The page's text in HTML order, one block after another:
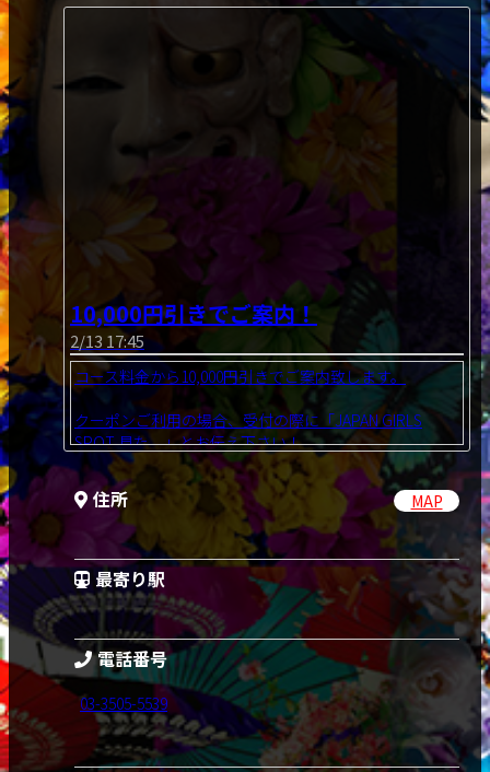
10,000円引きでご案内！
2/13 17:45
コース料金から10,000円引きでご案内致します。
クーポンご利用の場合、受付の際に「JAPAN GIRLS
SPOT 見た。」とお伝え下さい！
住所 MAP
最寄り駅
電話番号
03-3505-5539